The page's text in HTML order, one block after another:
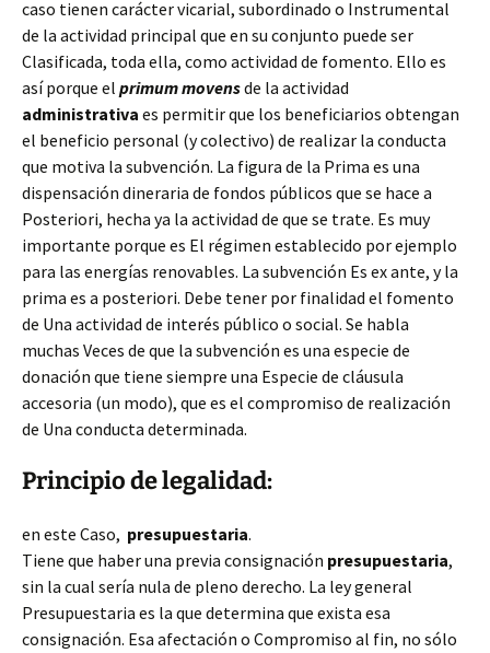
caso tienen carácter vicarial, subordinado o Instrumental
de la actividad principal que en su conjunto puede ser
Clasificada, toda ella, como actividad de fomento. Ello es
así porque el primum movensde la actividad
administrativa es permitir que los beneficiarios obtengan
el beneficio personal (y colectivo) de realizar la conducta
que motiva la subvención. La figura de la Prima es una
dispensación dineraria de fondos públicos que se hace a
Posteriori, hecha ya la actividad de que se trate. Es muy
importante porque es El régimen establecido por ejemplo
para las energías renovables. La subvención Es ex ante, y la
prima es a posteriori. Debe tener por finalidad el fomento
de Una actividad de interés público o social. Se habla
muchas Veces de que la subvención es una especie de
donación que tiene siempre una Especie de cláusula
accesoria (un modo), que es el compromiso de realización
de Una conducta determinada.
Principio de legalidad:
en este Caso, presupuestaria.
Tiene que haber una previa consignación presupuestaria,
sin la cual sería nula de pleno derecho. La ley general
Presupuestaria es la que determina que exista esa
consignación. Esa afectación o Compromiso al fin, no sólo